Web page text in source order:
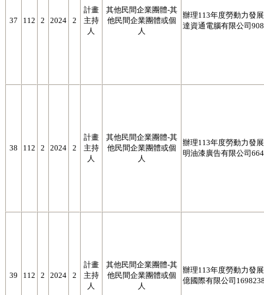
37 112 2 2024 2
計畫
主持
人
其他民間企業團體-其
他民間企業團體或個
人
辦理113年度勞動力發
達資通電腦有限公司
38 112 2 2024 2
計畫
主持
人
其他民間企業團體-其
他民間企業團體或個
人
辦理113年度勞動力發
明油漆廣告有限公司
39 112 2 2024 2
計畫
主持
人
其他民間企業團體-其
他民間企業團體或個
人
辦理113年度勞動力發
億國際有限公司